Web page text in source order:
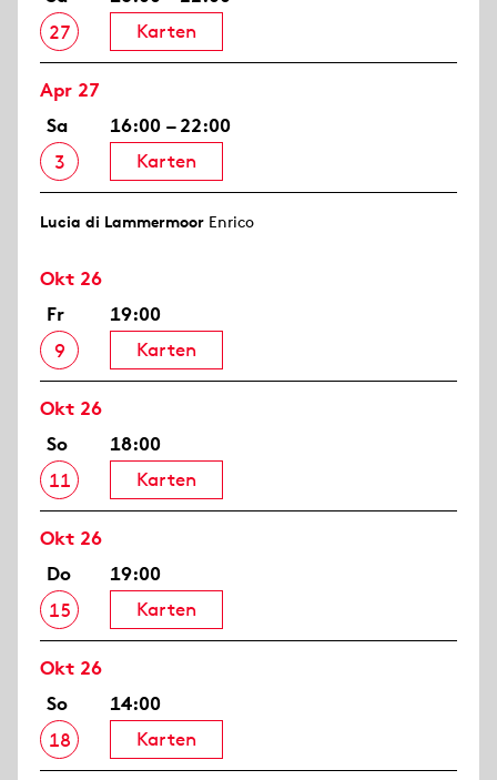
27
Karten
Apr 27
Sa
3
16:00 – 22:00
Karten
Lucia di Lammermoor Enrico
Okt 26
Fr
9
19:00
Karten
Okt 26
So
11
18:00
Karten
Okt 26
Do
15
19:00
Karten
Okt 26
So
18
14:00
Karten